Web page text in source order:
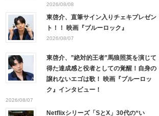
2026/08/08
東啓介、直筆サイン入りチェキプレゼン
ト！！ 映画『ブルーロック』
2026/08/07
東啓介、”絶対的王者”馬狼照英を演じて
得た達成感と役者としての覚醒！自身の
譲れないエゴは歌！ 映画『ブルーロッ
ク』インタビュー！
2026/08/07
Netflixシリーズ「SとX」30代の“い